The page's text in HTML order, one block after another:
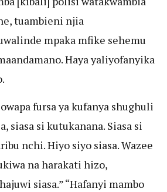
tuambieni njia
mpaka mfike sehemu
Haya yaliyofanyika
fursa ya kufanya shughuli
siasa si kutukanana. Siasa si
nchi. Hiyo siyo siasa. Wazee
na harakati hizo,
siasa.” “Hafanyi mambo